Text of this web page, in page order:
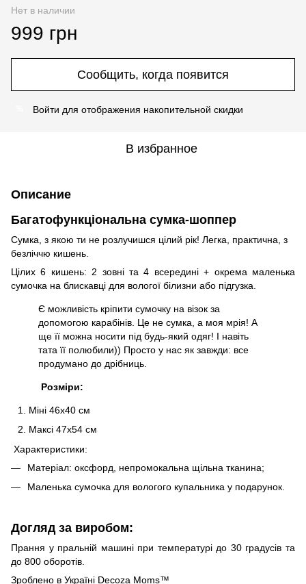
Нет в наличии
999 грн
Сообщить, когда появится
Войти для отображения накопительной скидки
В избранное
Описание
Багатофункціональна сумка-шоппер
Сумка, з якою ти не розлучишся цілий рік! Легка, практична, з
безліччю кишень.
Цілих 6 кишень: 2 зовні та 4 всередині + окрема маленька
сумочка на блискавці для вологої білизни або підгузка.
Є можливість кріпити сумочку на візок за
допомогою карабінів. Це не сумка, а моя мрія! А
ще її можна носити під будь-який одяг! І навіть
тата її полюбили)) Просто у нас як завжди: все
продумано до дрібниць.
Розміри:
Міні 46х40 см
Максі 47х54 см
Характеристики:
Матеріал: оксфорд, непромокальна щільна тканина;
Маленька сумочка для вологого купальника у подарунок.
Догляд за виробом:
Прання у пральній машині при температурі до 30 градусів та
до 800 оборотів.
Зроблено в Україні Decoza Moms™